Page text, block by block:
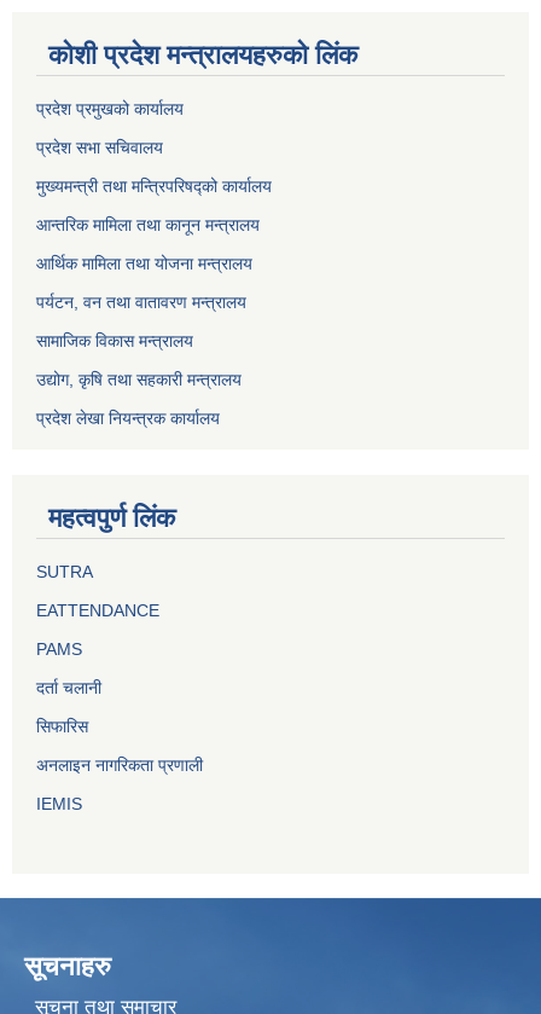
कोशी प्रदेश मन्त्रालयहरुको लिंक
प्रदेश प्रमुखको कार्यालय
प्रदेश सभा सचिवालय
मुख्यमन्त्री तथा मन्त्रिपरिषद्को कार्यालय
आन्तरिक मामिला तथा कानून मन्त्रालय
आर्थिक मामिला तथा योजना मन्त्रालय
पर्यटन, वन तथा वातावरण मन्त्रालय
सामाजिक विकास मन्त्रालय
उद्योग, कृषि तथा सहकारी मन्त्रालय
प्रदेश लेखा नियन्त्रक कार्यालय
महत्वपुर्ण लिंक
SUTRA
EATTENDANCE
PAMS
दर्ता चलानी
सिफारिस
अनलाइन नागरिकता प्रणाली
IEMIS
सूचनाहरु
सूचना तथा समाचार